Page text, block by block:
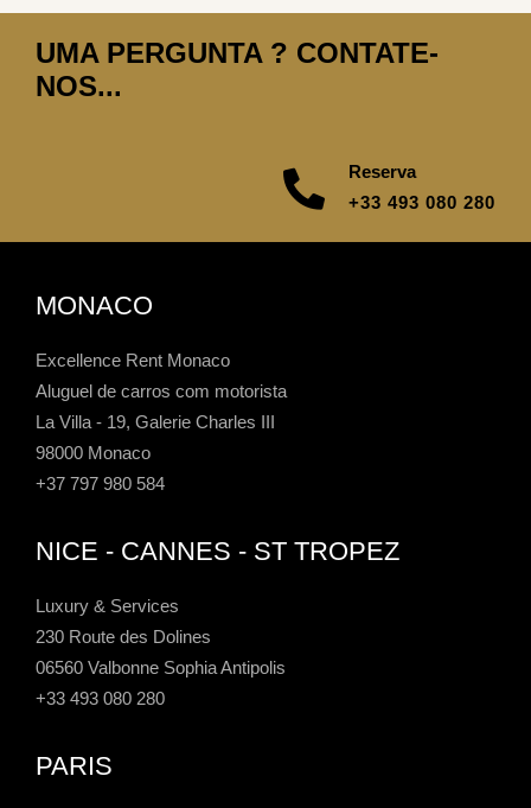
UMA PERGUNTA ? CONTATE-
NOS...
Reserva
+33 493 080 280
MONACO
Excellence Rent Monaco
Aluguel de carros com motorista
La Villa - 19, Galerie Charles III
98000 Monaco
+37 797 980 584
NICE - CANNES - ST TROPEZ
Luxury & Services
230 Route des Dolines
06560 Valbonne Sophia Antipolis
+33 493 080 280
PARIS